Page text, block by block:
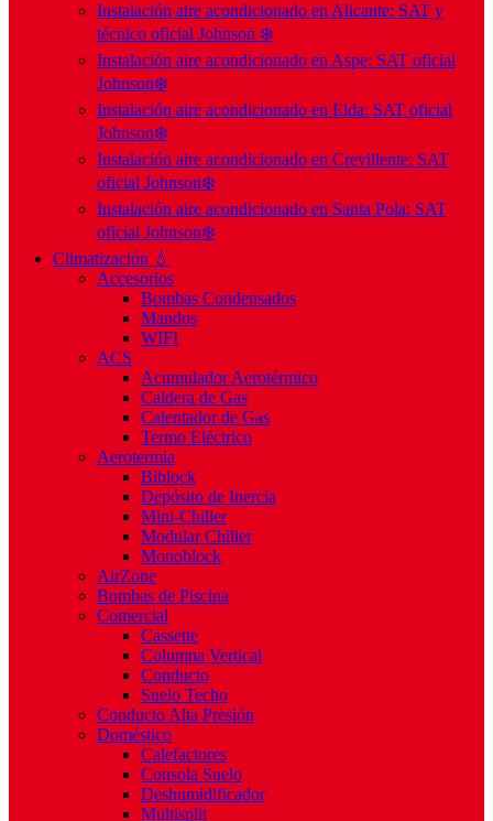
Instalación aire acondicionado en Alicante: SAT y
técnico oficial Johnson ❄️
Instalación aire acondicionado en Aspe: SAT oficial
Johnson❄️
Instalación aire acondicionado en Elda: SAT oficial
Johnson❄️
Instalación aire acondicionado en Crevillente: SAT
oficial Johnson❄️
Instalación aire acondicionado en Santa Pola: SAT
oficial Johnson❄️
Climatización 💧
Accesorios
Bombas Condensados
Mandos
WIFI
ACS
Acumulador Aerotérmico
Caldera de Gas
Calentador de Gas
Termo Eléctrico
Aerotermia
Biblock
Depósito de Inercia
Mini-Chiller
Modular Chiller
Monoblock
AirZone
Bombas de Piscina
Comercial
Cassette
Columna Vertical
Conducto
Suelo Techo
Conducto Alta Presión
Doméstico
Calefactores
Consola Suelo
Deshumidificador
Multisplit